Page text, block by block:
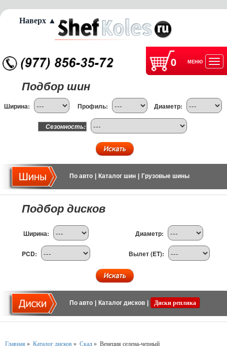
0 МЕНЮ
Подбор шин
Ширина: Профиль: Диаметр:
Сезонность:
По авто Каталог шин Грузовые шины
Подбор дисков
Ширина: Диаметр:
PCD: Вылет (ET):
По авто Каталог дисков Диски реплика
Главная » Каталог дисков » Скад » Венеция селена-черный
Наверх ▲